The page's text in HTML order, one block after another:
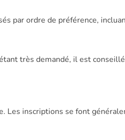
par ordre de préférence,
très demandé, il est conseillé
Les inscriptions se font